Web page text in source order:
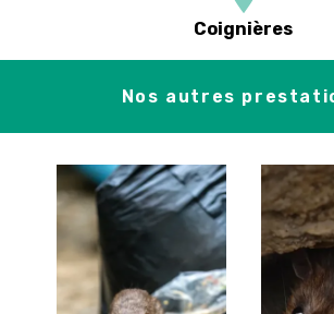
Coignières
Nos autres